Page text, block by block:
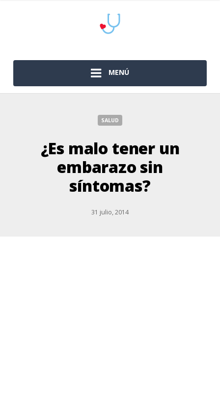
MENÚ
SALUD
¿Es malo tener un
embarazo sin
síntomas?
31 julio, 2014